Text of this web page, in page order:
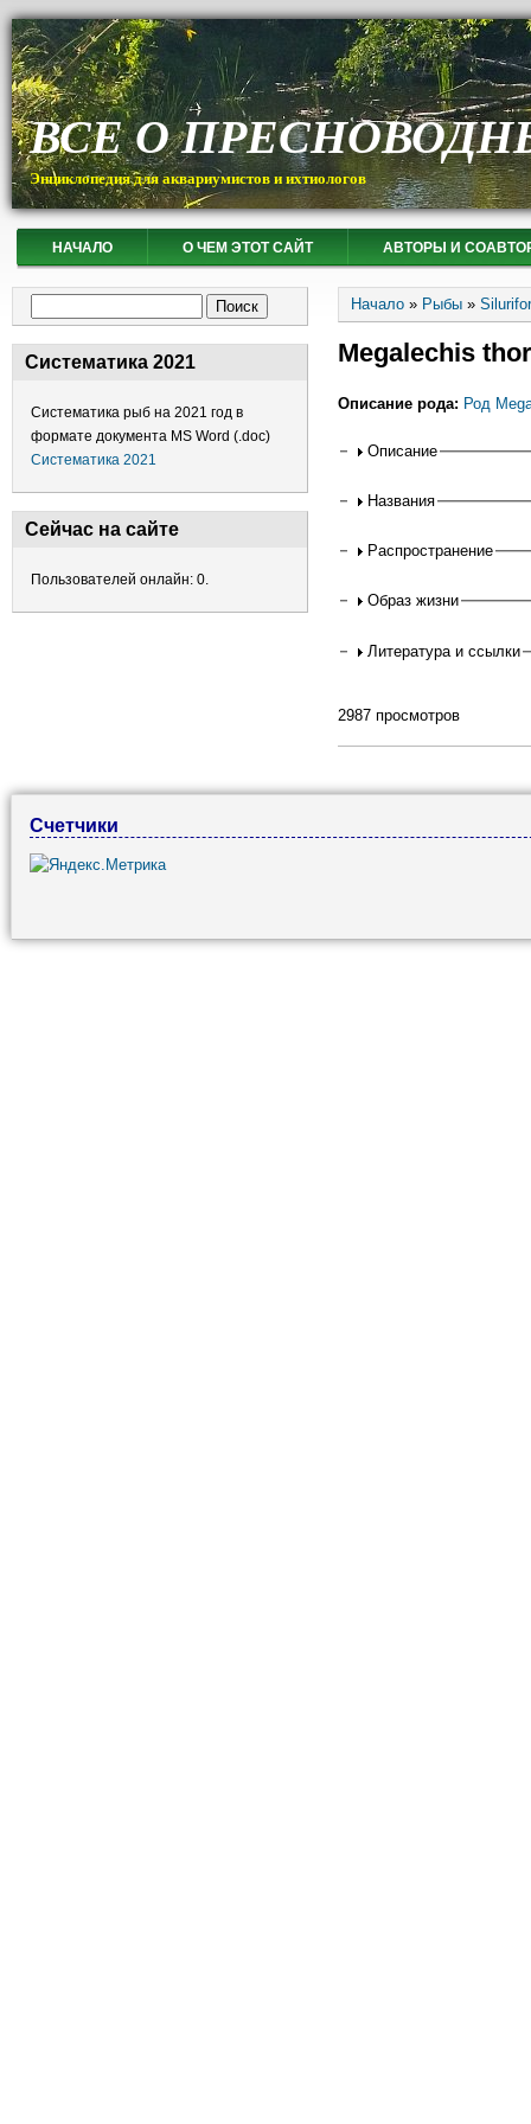
ВСЕ О
Энциклопедия для аквариумистов и ихтиологов
НАЧАЛО О ЧЕМ ЭТОТ САЙТ АВТОРЫ И
Систематика 2021
Систематика рыб на 2021 год в
формате документа MS Word (.doc)
Систематика 2021
Сейчас на сайте
Пользователей онлайн: 0.
Вы здесь
Начало » Рыбы »
Megalechis
Описание рода: Род
Описание
Названия
Распространение
Образ жизни
Литература и ссылки
2987 просмотров
Счетчики